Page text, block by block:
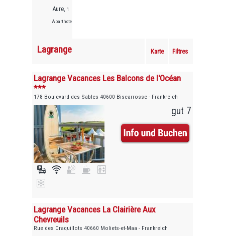
Aure, 1
Aparthotels
Lagrange Karte Filtres
Lagrange Vacances Les Balcons de l'Océan
***
178 Boulevard des Sables 40600 Biscarrosse - Frankreich
gut 7
Lagrange Vacances La Clairière Aux
Chevreuils
Rue des Craquillots 40660 Moliets-et-Maa - Frankreich